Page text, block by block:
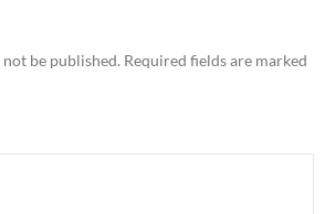
be published. Required fields are marked